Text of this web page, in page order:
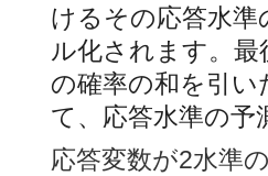
けるその応答水
ル化されます。
の確率の和を引
て、応答水準の
応答変数が2水準